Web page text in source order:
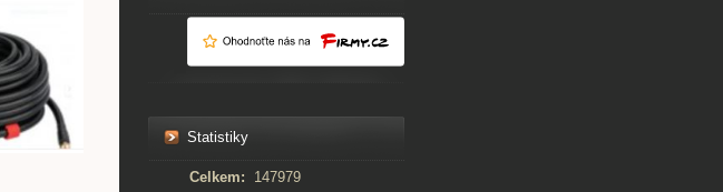
Statistiky
Celkem:
147979